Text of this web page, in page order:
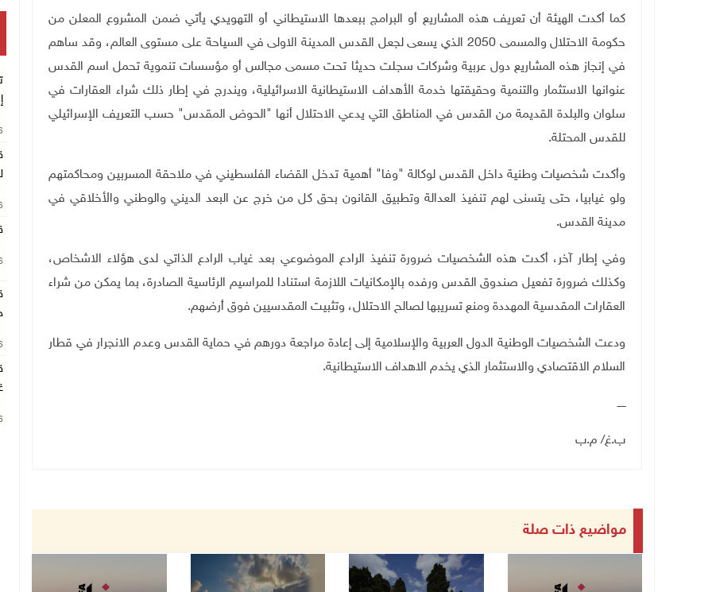
كما أكدت الهيئة أن تعريف هذه المشاريع أو البرامج ببعدها الاستيطاني أو التهويدي يأتي ضمن المشروع المعلن من
حكومة الاحتلال والمسمى 2050 الذي يسعى لجعل القدس المدينة الاولى في السياحة على مستوى العالم، وقد ساهم
في إنجاز هذه المشاريع دول عربية وشركات سجلت حديثا تحت مسمى مجالس أو مؤسسات تنموية تحمل اسم القدس
عنوانها الاستثمار والتنمية وحقيقتها خدمة الأهداف الاستيطانية الاسرائيلية، ويندرج في إطار ذلك شراء العقارات في
سلوان والبلدة القديمة من القدس في المناطق التي يدعي الاحتلال أنها "الحوض المقدس" حسب التعريف الإسرائيلي
للقدس المحتلة.
وأكدت شخصيات وطنية داخل القدس لوكالة "وفا" أهمية تدخل القضاء الفلسطيني في ملاحقة المسربين ومحاكمتهم
ولو غيابيا، حتى يتسنى لهم تنفيذ العدالة وتطبيق القانون بحق كل من خرج عن البعد الديني والوطني والأخلاقي في
مدينة القدس.
وفي إطار آخر، أكدت هذه الشخصيات ضرورة تنفيذ الرادع الموضوعي بعد غياب الرادع الذاتي لدى هؤلاء الاشخاص،
وكذلك ضرورة تفعيل صندوق القدس ورفده بالإمكانيات اللازمة استنادا للمراسيم الرئاسية الصادرة، بما يمكن من شراء
العقارات المقدسية المهددة ومنع تسريبها لصالح الاحتلال، وتثبيت المقدسيين فوق أرضهم.
ودعت الشخصيات الوطنية الدول العربية والإسلامية إلى إعادة مراجعة دورهم في حماية القدس وعدم الانجرار في قطار
السلام الاقتصادي والاستثمار الذي يخدم الاهداف الاستيطانية.
ـــــ
ب.غ/ م.ب
مواضيع ذات صلة